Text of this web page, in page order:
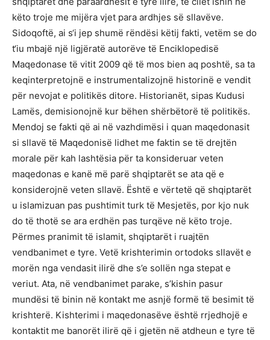
këto troje me mijëra vjet para ardhjes së sllavëve.
Sidoqoftë, ai s‘i jep shumë rëndësi këtij fakti, vetëm se do
t‘iu mbajë një ligjëratë autorëve të Enciklopedisë
Maqedonase të vitit 2009 që të mos bien aq poshtë, sa ta
keqinterpretojnë e instrumentalizojnë historinë e vendit
për nevojat e politikës ditore. Historianët, sipas Kudusi
Lamës, demisionojnë kur bëhen shërbëtorë të politikës.
Mendoj se fakti që ai në vazhdimësi i quan maqedonasit
si sllavë të Maqedonisë lidhet me faktin se të drejtën
morale për kah lashtësia për ta konsideruar veten
maqedonas e kanë më parë shqiptarët se ata që e
konsiderojnë veten sllavë. Është e vërtetë që shqiptarët
u islamizuan pas pushtimit turk të Mesjetës, por kjo nuk
do të thotë se ara erdhën pas turqëve në këto troje.
Përmes pranimit të islamit, shqiptarët i ruajtën
vendbanimet e tyre. Vetë krishterimin ortodoks sllavët e
morën nga vendasit ilirë dhe s’e sollën nga stepat e
veriut. Ata, në vendbanimet parake, s’kishin pasur
mundësi të binin në kontakt me asnjë formë të besimit të
krishterë. Kishterimi i maqedonasëve është rrjedhojë e
kontaktit me banorët ilirë që i gjetën në atdheun e tyre të